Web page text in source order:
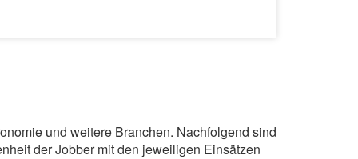
und weitere Branchen. Nachfolgend sind
der Jobber mit den jeweiligen Einsätzen